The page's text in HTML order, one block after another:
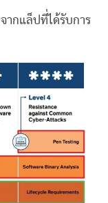
ากแล็ปที่ได้รับการ